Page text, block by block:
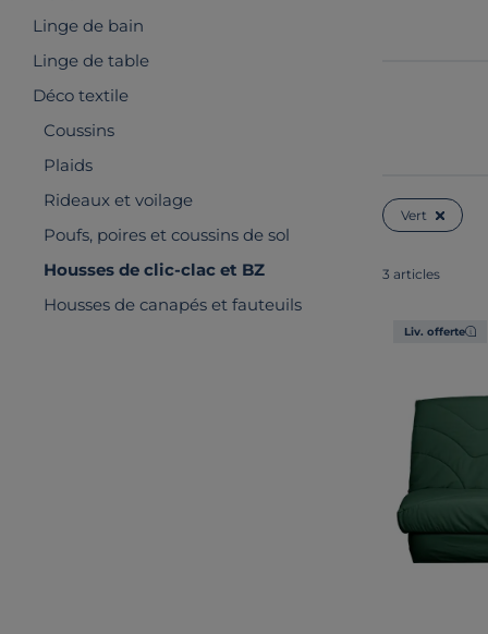
Linge de bain
Linge de table
Déco textile
Coussins
Plaids
Rideaux et voilage
Poufs, poires et coussins de sol
Housses de clic-clac et BZ
Housses de canapés et fauteuils
Vert
3 articles
Liv. offerte